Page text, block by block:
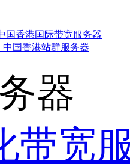
国香港国际带宽服务器
中国香港站群服务器
器
带宽